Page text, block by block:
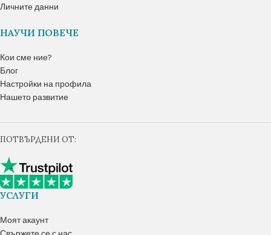
Личните данни
НАУЧИ ПОВЕЧЕ
Кои сме ние?
Блог
Настройки на профила
Нашето развитие
ПОТВЪРДЕНИ ОТ:
УСЛУГИ
Моят акаунт